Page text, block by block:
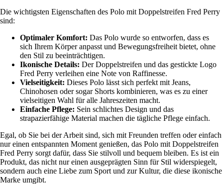
Die wichtigsten Eigenschaften des Polo mit Doppelstreifen Fred Perry
sind:
Optimaler Komfort: Das Polo wurde so entworfen, dass es
sich Ihrem Körper anpasst und Bewegungsfreiheit bietet, ohne
den Stil zu beeinträchtigen.
Ikonische Details: Der Doppelstreifen und das gestickte Logo
Fred Perry verleihen eine Note von Raffinesse.
Vielseitigkeit: Dieses Polo lässt sich perfekt mit Jeans,
Chinohosen oder sogar Shorts kombinieren, was es zu einer
vielseitigen Wahl für alle Jahreszeiten macht.
Einfache Pflege: Sein schlichtes Design und das
strapazierfähige Material machen die tägliche Pflege einfach.
Egal, ob Sie bei der Arbeit sind, sich mit Freunden treffen oder einfach
nur einen entspannten Moment genießen, das Polo mit Doppelstreifen
Fred Perry sorgt dafür, dass Sie stilvoll und bequem bleiben. Es ist ein
Produkt, das nicht nur einen ausgeprägten Sinn für Stil widerspiegelt,
sondern auch eine Liebe zum Sport und zur Kultur, die diese ikonische
Marke umgibt.